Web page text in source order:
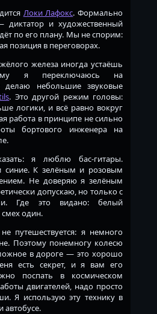
Локи Лафокс. Формально
и художественный
по его плану. Мы не спорим:
позиция в переговорах.
железа иногда устаёшь
я переключаюсь на
делаю небольшие звуковые
. Это другой режим головы:
логики, и всё равно вокруг
работа в принципе не сильно
бортового инженера на
я люблю бас-гитары.
синие. К зелёным и розовым
Не доверяю я зелёным
допускаю, но только с
Где это видано: белый
один.
путешествуется: я немного
Поэтому понемногу колесю
в дороге — это хорошо
есть секрет, и я вам его
поспать в космическом
двигателей, надо просто
Я использую эту технику в
автобусе.